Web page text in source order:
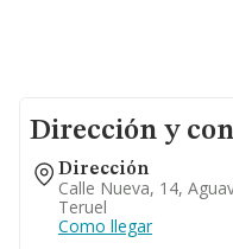
Dirección y
Dirección
Calle Nueva, 14,
Teruel
Como llegar